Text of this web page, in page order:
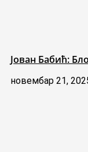
Јован Бабић:
новембар 21,